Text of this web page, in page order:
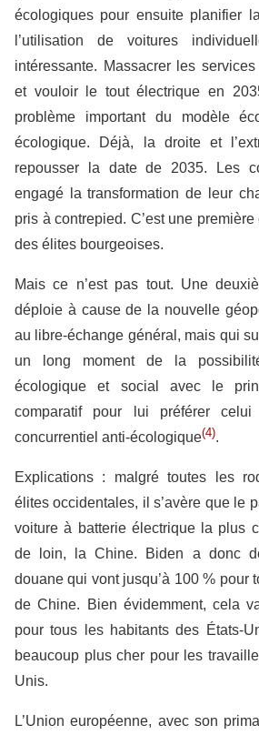
écologiques pour ensuite planifier
l’utilisation de voitures
intéressante. Massacrer les
et vouloir le tout électrique en
problème important du modèle
écologique. Déjà, la droite et
repousser la date de 2035. Les
engagé la transformation de leur
pris à contrepied. C’est une
des élites bourgeoises.
Mais ce n’est pas tout. Une
déploie à cause de la nouvelle
au libre-échange général, mais qui
un long moment de la
écologique et social avec le
comparatif pour lui préférer
concurrentiel anti-écologique(4).
Explications : malgré toutes les
élites occidentales, il s’avère que le
voiture à batterie électrique la plus
de loin, la Chine. Biden a donc
douane qui vont jusqu’à 100 % pour
de Chine. Bien évidemment, cela
pour tous les habitants des États-
beaucoup plus cher pour les
Unis.
L’Union européenne, avec son